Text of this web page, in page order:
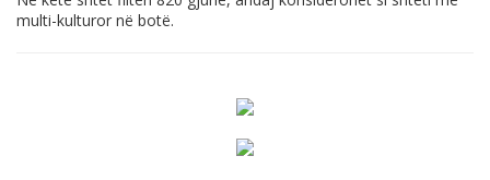
multi-kulturor në botë.